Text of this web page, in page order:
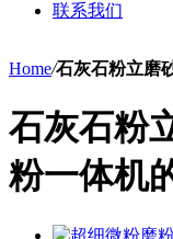
联系我们
Home/石灰石粉立磨
石灰石粉
粉一体机